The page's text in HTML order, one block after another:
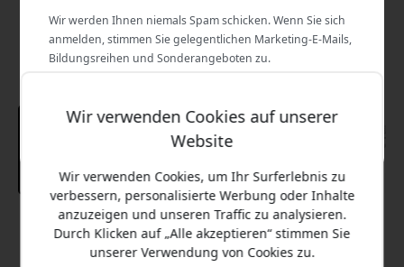
Empfohlener Preis
22.99 EUR
Wir verwenden Cookies auf unserer
Website
Wir verwenden Cookies, um Ihr Surferlebnis zu
verbessern, personalisierte Werbung oder Inhalte
anzuzeigen und unseren Traffic zu analysieren.
Durch Klicken auf „Alle akzeptieren“ stimmen Sie
unserer Verwendung von Cookies zu.
Wir werden Ihnen niemals Spam schicken. Wenn Sie sich
anmelden, stimmen Sie gelegentlichen Marketing-E-Mails,
Bildungsreihen und Sonderangeboten zu.